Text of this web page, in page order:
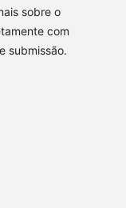
sobre o
com
submissão.